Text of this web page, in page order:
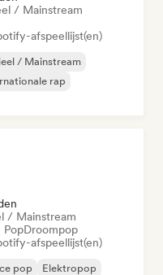
/ Mainstream
afspeellijst(en)
/ Mainstream
rap
/ Mainstream
PopDroompop
afspeellijst(en)
pop
Elektropop